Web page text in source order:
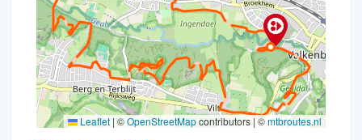
Leaflet | ©OpenStreetMapcontributors | ©mtbroutes.nl